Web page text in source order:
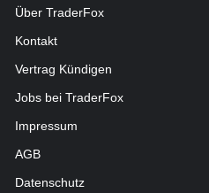
Über TraderFox
Kontakt
Vertrag Kündigen
Jobs bei TraderFox
Impressum
AGB
Datenschutz